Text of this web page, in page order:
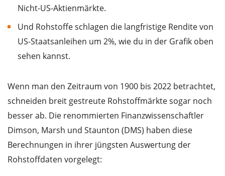
Nicht-US-Aktienmärkte.
Und Rohstoffe schlagen die langfristige Rendite von
US-Staatsanleihen um 2%, wie du in der Grafik oben
sehen kannst.
Wenn man den Zeitraum von 1900 bis 2022 betrachtet,
schneiden breit gestreute Rohstoffmärkte sogar noch
besser ab. Die renommierten Finanzwissenschaftler
Dimson, Marsh und Staunton (DMS) haben diese
Berechnungen in ihrer jüngsten Auswertung der
Rohstoffdaten vorgelegt: